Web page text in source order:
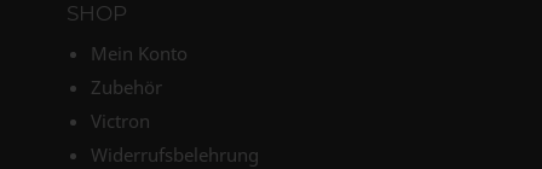
SHOP
Mein Konto
Zubehör
Victron
Widerrufsbelehrung